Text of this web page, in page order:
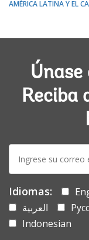
AMÉRICA LATINA Y EL
Únase
Reciba
E-
mail:
Idiomas:
العربية
Indonesian